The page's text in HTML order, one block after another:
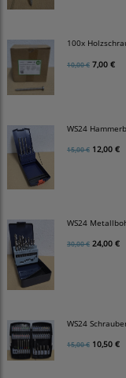
100x
10,00 € 7,00 €
WS24
15,00 € 12,00 €
WS24
30,00 € 24,00 €
WS24
15,00 € 10,50 €